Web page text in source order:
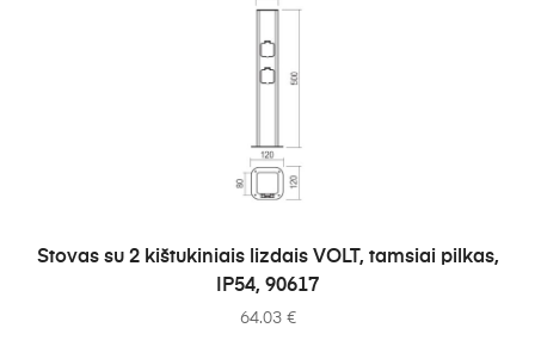
Į KREPŠELĮ
Stovas su 2 kištukiniais lizdais VOLT, tamsiai pilkas,
IP54, 90617
64.03 €